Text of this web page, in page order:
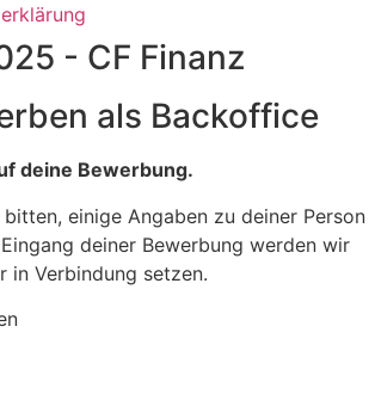
- CF Finanz
als Backoffice
deine Bewerbung.
einige Angaben zu deiner Person
deiner Bewerbung werden wir
in Verbindung setzen.